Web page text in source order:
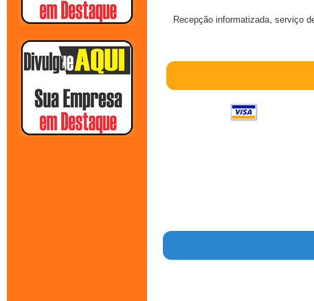
Recepção informatizada, serviço